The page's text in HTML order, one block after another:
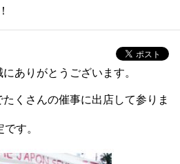
ありがとうございます。
くさんの催事に出店して参りま
す。